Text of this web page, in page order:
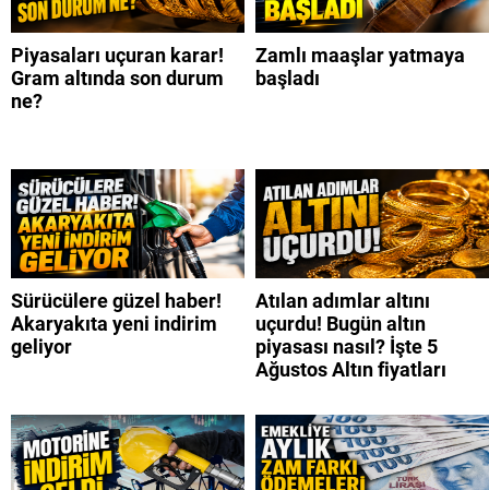
Piyasaları uçuran karar!
Gram altında son durum
ne?
Zamlı maaşlar yatmaya
başladı
Sürücülere güzel haber!
Akaryakıta yeni indirim
geliyor
Atılan adımlar altını
uçurdu! Bugün altın
piyasası nasıl? İşte 5
Ağustos Altın fiyatları